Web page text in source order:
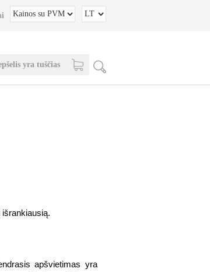
yra tuščias
apšvietimas yra